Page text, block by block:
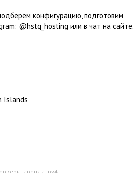
конфигурацию, подготовим
@hstq_hosting или в чат на сайте.
Islands
аренда ipv4